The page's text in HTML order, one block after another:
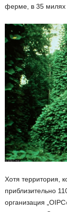
ферме, в 35 милях
Хотя территория,
приблизительно
организация